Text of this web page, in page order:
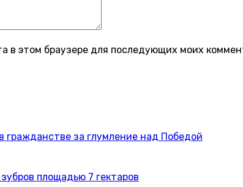
в этом браузере для последующих моих
гражданстве за глумление над Победой
площадью 7 гектаров